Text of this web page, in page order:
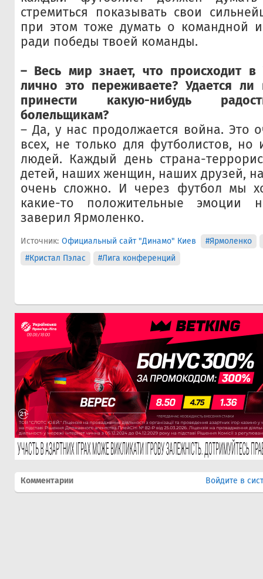
стремиться показывать свои
при этом тоже думать о командной
ради победы твоей команды.
– Весь мир знает, что происходит
лично это переживаете? Удается
принести какую-нибудь
болельщикам?
– Да, у нас продолжается война. Это
всех, не только для футболистов, но
людей. Каждый день страна-
детей, наших женщин, наших друзей,
очень сложно. И через футбол мы
какие-то положительные
заверил Ярмоленко.
Источник: Официальный сайт "Динамо" Киев
#Ярмоленко
#Кристал Пэлас
#Лига конференций
Комментарии Войдите в